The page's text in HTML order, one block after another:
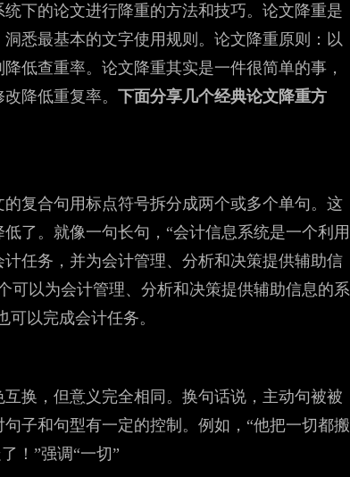
统下的论文进行降重的方法和技巧。论文降重是
悉最基本的文字使用规则。论文降重原则：以
低查重率。论文降重其实是一件很简单的事，
降低重复率。 下面分享几个经典论文降重方
复合句用标点符号拆分成两个或多个单句。这
了。就像一句长句，“会计信息系统是一个利用
任务，并为会计管理、分析和决策提供辅助信
可以为会计管理、分析和决策提供辅助信息的系
以完成会计任务。
换，但意义完全相同。换句话说，主动句被被
子和句型有一定的控制。例如，“他把一切都搬
！”强调“一切”